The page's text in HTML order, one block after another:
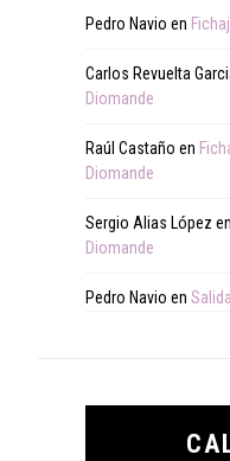
Pedro Navio en
Carlos Revuelta
Diomande
Raúl Castaño en
Diomande
Sergio Alias López en
Diomande
Pedro Navio en